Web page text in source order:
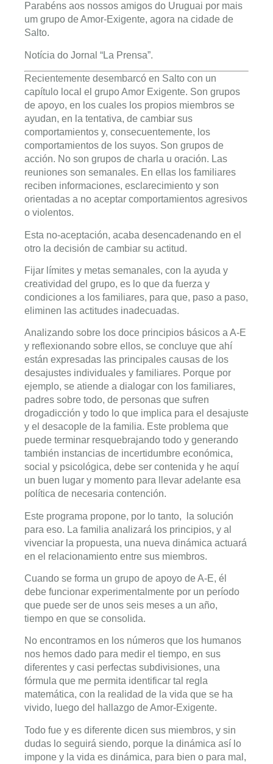
Parabéns aos nossos amigos do Uruguai por mais
um grupo de Amor-Exigente, agora na cidade de
Salto.
Notícia do Jornal “La Prensa”.
Recientemente desembarcó en Salto con un
capítulo local el grupo Amor Exigente. Son grupos
de apoyo, en los cuales los propios miembros se
ayudan, en la tentativa, de cambiar sus
comportamientos y, consecuentemente, los
comportamientos de los suyos. Son grupos de
acción. No son grupos de charla u oración. Las
reuniones son semanales. En ellas los familiares
reciben informaciones, esclarecimiento y son
orientadas a no aceptar comportamientos agresivos
o violentos.
Esta no-aceptación, acaba desencadenando en el
otro la decisión de cambiar su actitud.
Fijar límites y metas semanales, con la ayuda y
creatividad del grupo, es lo que da fuerza y
condiciones a los familiares, para que, paso a paso,
eliminen las actitudes inadecuadas.
Analizando sobre los doce principios básicos a A-E
y reflexionando sobre ellos, se concluye que ahí
están expresadas las principales causas de los
desajustes individuales y familiares. Porque por
ejemplo, se atiende a dialogar con los familiares,
padres sobre todo, de personas que sufren
drogadicción y todo lo que implica para el desajuste
y el desacople de la familia. Este problema que
puede terminar resquebrajando todo y generando
también instancias de incertidumbre económica,
social y psicológica, debe ser contenida y he aquí
un buen lugar y momento para llevar adelante esa
política de necesaria contención.
Este programa propone, por lo tanto, la solución
para eso. La familia analizará los principios, y al
vivenciar la propuesta, una nueva dinámica actuará
en el relacionamiento entre sus miembros.
Cuando se forma un grupo de apoyo de A-E, él
debe funcionar experimentalmente por un período
que puede ser de unos seis meses a un año,
tiempo en que se consolida.
No encontramos en los números que los humanos
nos hemos dado para medir el tiempo, en sus
diferentes y casi perfectas subdivisiones, una
fórmula que me permita identificar tal regla
matemática, con la realidad de la vida que se ha
vivido, luego del hallazgo de Amor-Exigente.
Todo fue y es diferente dicen sus miembros, y sin
dudas lo seguirá siendo, porque la dinámica así lo
impone y la vida es dinámica, para bien o para mal,